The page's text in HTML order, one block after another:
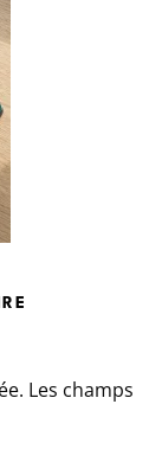
Les champs